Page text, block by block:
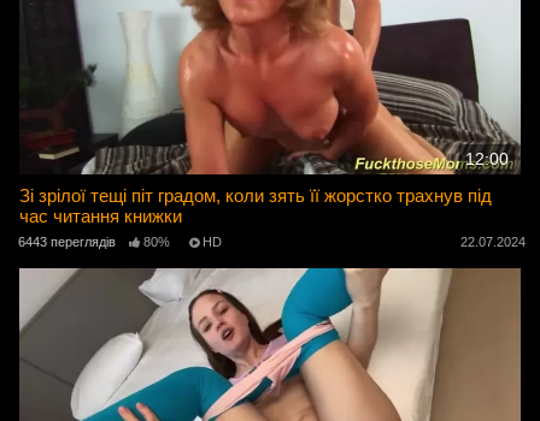
12:00
Зі зрілої тещі піт градом, коли зять її жорстко трахнув під
час читання книжки
6443 переглядів 80% HD 22.07.2024